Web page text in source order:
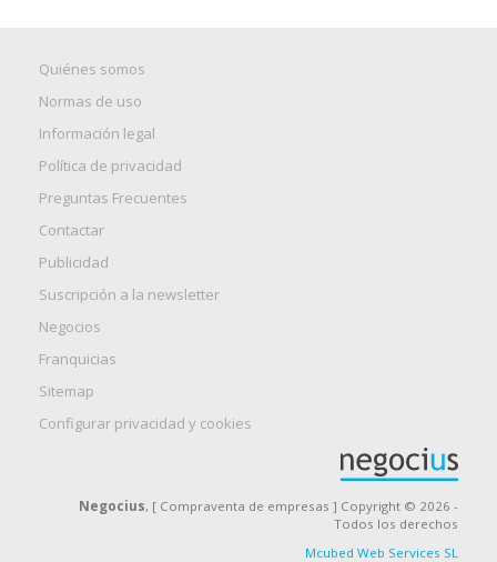
Quiénes somos
Normas de uso
Información legal
Política de privacidad
Preguntas Frecuentes
Contactar
Publicidad
Suscripción a la newsletter
Negocios
Franquicias
Sitemap
Configurar privacidad y cookies
Negocius, [ Compraventa de empresas ] Copyright © 2026 -
Todos los derechos
Mcubed Web Services SL